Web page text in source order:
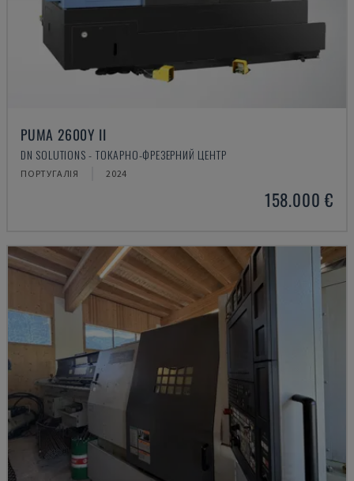
PUMA 2600Y II
DN SOLUTIONS - ТОКАРНО-ФРЕЗЕРНИЙ ЦЕНТР
ПОРТУГАЛІЯ 2024
158.000 €